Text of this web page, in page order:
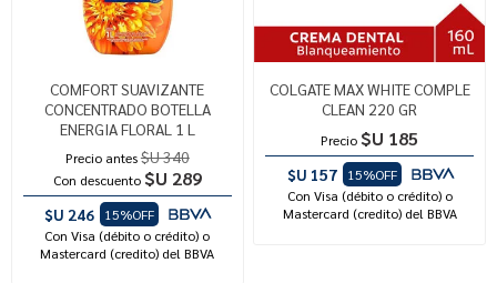
COMFORT SUAVIZANTE
CONCENTRADO BOTELLA
ENERGIA FLORAL 1 L
Precio antes$U 340
Con descuento $U 289
$U 246
15%OFF
Con Visa (débito o crédito) o
Mastercard (credito) del BBVA
COLGATE MAX WHITE COMPLE
CLEAN 220 GR
Precio $U 185
$U 157
15%OFF
Con Visa (débito o crédito) o
Mastercard (credito) del BBVA